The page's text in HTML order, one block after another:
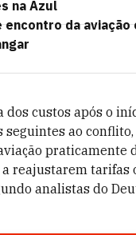
na Azul
encontro da
dos custos após o
seguintes ao
praticamente
a reajustarem tarifas
analistas do